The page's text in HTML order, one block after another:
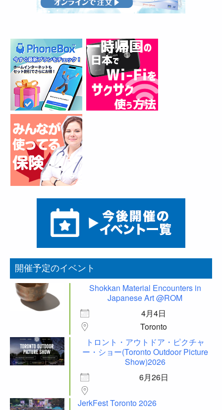
開催予定のイベント
Shokkan Material Encounters in
Japanese Art @ROM
4月4日
Toronto
トロント・アウトドア・ピクチャ
ー・ショー(Toronto Outdoor Picture
Show)2026
6月26日
JerkFest Toronto 2026